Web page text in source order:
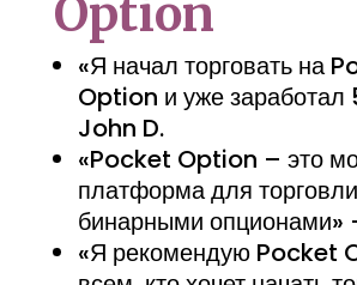
Option
«Я начал торговать на
Option и уже
John D.
«Pocket Option – это
платформа для торговли
бинарными опционами»
«Я рекомендую Pocket